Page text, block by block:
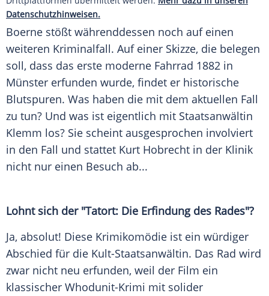
Datenschutzhinweisen.
Boerne stößt währenddessen noch auf einen
weiteren Kriminalfall. Auf einer Skizze, die belegen
soll, dass das erste moderne Fahrrad 1882 in
Münster erfunden wurde, findet er historische
Blutspuren. Was haben die mit dem aktuellen Fall
zu tun? Und was ist eigentlich mit Staatsanwältin
Klemm los? Sie scheint ausgesprochen involviert
in den Fall und stattet Kurt Hobrecht in der Klinik
nicht nur einen Besuch ab...
Lohnt sich der "Tatort: Die Erfindung des Rades"?
Ja, absolut! Diese Krimikomödie ist ein würdiger
Abschied für die Kult-Staatsanwältin. Das Rad wird
zwar nicht neu erfunden, weil der Film ein
klassischer Whodunit-Krimi mit solider